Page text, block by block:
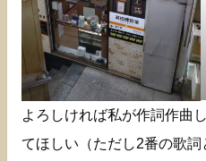
よろしければ私が作詞作曲
てほしい（ただし2番の歌詞